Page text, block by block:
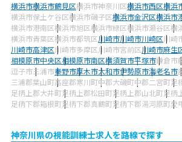
横浜市横浜市鶴見区横浜市神奈川区横浜市西区横浜
横浜市保土ケ谷区横浜市磯子区横浜市金沢区横浜市
横浜市港南区横浜市旭区横浜市緑区横浜市瀬谷区横
横浜市青葉区横浜市都筑区川崎市川崎市川崎区川崎
川崎市高津区川崎市多摩区川崎市宮前区川崎市麻生
相模原市中央区相模原市南区横須賀市平塚市鎌倉市
逗子市三浦市秦野市厚木市大和市伊勢原市海老名市
三浦郡葉山町高座郡寒川町中郡大磯町中郡二宮町足
足柄上郡大井町足柄上郡松田町足柄上郡山北町足柄
足柄下郡箱根町足柄下郡真鶴町足柄下郡湯河原町愛
神奈川県の視能訓練士求人を路線で探す